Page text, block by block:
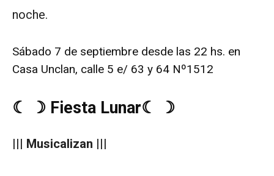
noche.
Sábado 7 de septiembre desde las 22 hs. en
Casa Unclan, calle 5 e/ 63 y 64 Nº1512
☾ ☽ Fiesta Lunar☾ ☽
||| Musicalizan |||